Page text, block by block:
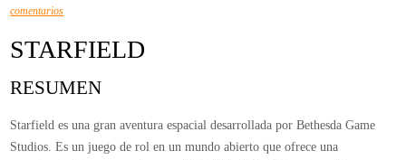
comentariosen
STARFIELD
RESUMEN
Starfield es una gran aventura espacial desarrollada por Bethesda Game
Studios. Es un juego de rol en un mundo abierto que ofrece una